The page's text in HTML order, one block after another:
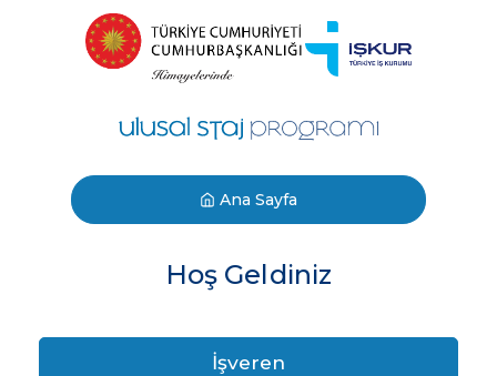
Ana Sayfa
Hoş Geldiniz
İşveren